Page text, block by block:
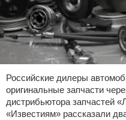
Российские дилеры
оригинальные запчасти
дистрибьютора запчастей
«Известиям» рассказали